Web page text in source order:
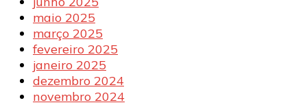
maio 2025
março 2025
fevereiro 2025
janeiro 2025
dezembro 2024
novembro 2024